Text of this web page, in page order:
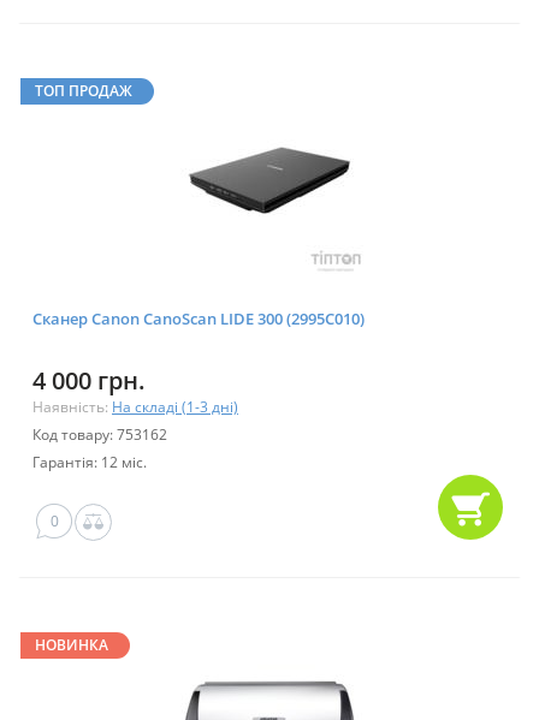
ТОП ПРОДАЖ
Сканер Canon CanoScan LIDE 300 (2995C010)
4 000 грн.
Наявність: На складі (1-3 дні)
Код товару: 753162
Гарантія: 12 міс.
0
НОВИНКА